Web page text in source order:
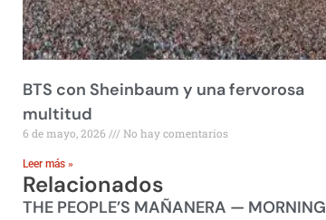
BTS con Sheinbaum y una fervorosa
multitud
6 de mayo, 2026 No hay comentarios
Leer más »
Relacionados
THE PEOPLE’S MAÑANERA — MORNING